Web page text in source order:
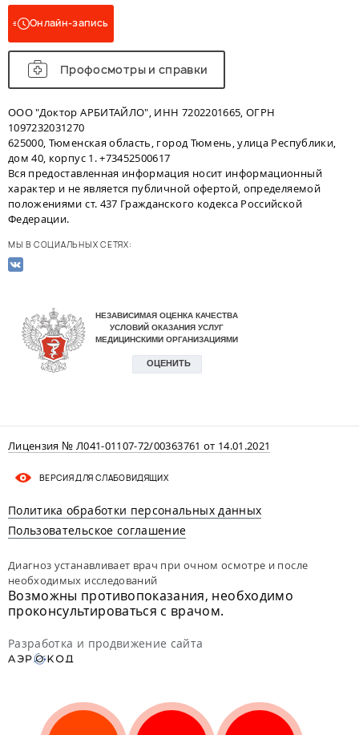
Онлайн-запись
Профосмотры и справки
ООО "Доктор АРБИТАЙЛО", ИНН 7202201665, ОГРН
1097232031270
625000, Тюменская область, город Тюмень, улица Республики,
дом 40, корпус 1. +73452500617
Вся предоставленная информация носит информационный
характер и не является публичной офертой, определяемой
положениями ст. 437 Гражданского кодекса Российской
Федерации.
МЫ В СОЦИАЛЬНЫХ СЕТЯХ:
Лицензия № Л041-01107-72/00363761 от 14.01.2021
ВЕРСИЯ ДЛЯ СЛАБОВИДЯЩИХ
Политика обработки персональных данных
Пользовательское соглашение
Диагноз устанавливает врач при очном осмотре и после
необходимых исследований
Возможны противопоказания, необходимо
проконсультироваться с врачом.
Разработка и продвижение сайта